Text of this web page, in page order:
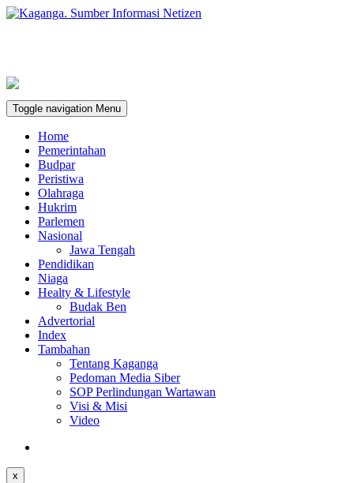
Toggle navigation Menu
Home
Pemerintahan
Budpar
Peristiwa
Olahraga
Hukrim
Parlemen
Nasional
Jawa Tengah
Pendidikan
Niaga
Healty & Lifestyle
Budak Ben
Advertorial
Index
Tambahan
Tentang Kaganga
Pedoman Media Siber
SOP Perlindungan Wartawan
Visi & Misi
Video
x